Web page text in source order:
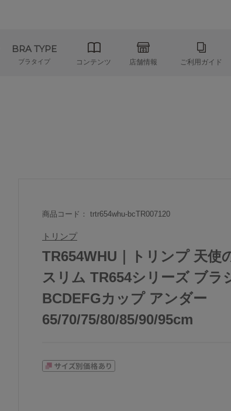
BRA TYPE
ブラタイプ コンテンツ 店舗情報 ご利用ガイド
商品コード： trtr654whu-bcTR007120
トリンプ
TR654WHU｜トリンプ 天使
スリム TR654シリーズ ブラ
BCDEFGカップ アンダー
65/70/75/80/85/90/95cm